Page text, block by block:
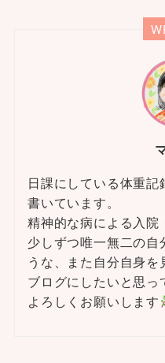
日課にしている体重
書いています。
精神的な病による入院
少しずつ唯一無二の自
うな、また自分自身
ブログにしたいと思っ
よろしくお願いします